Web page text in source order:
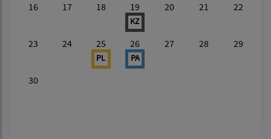
16 17 18 19
KZ
20 21 22
23 24 25
PL
26
PA
27 28 29
30